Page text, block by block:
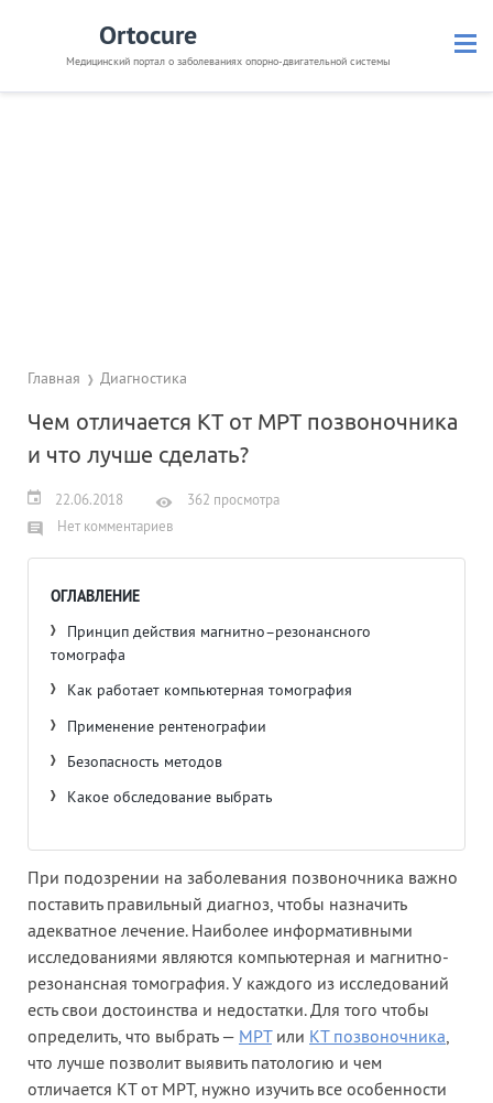
Ortocure
Медицинский портал о заболеваниях опорно-двигательной системы
Главная Диагностика
Чем отличается КТ от МРТ позвоночника
и что лучше сделать?
22.06.2018
362 просмотра
Нет комментариев
ОГЛАВЛЕНИЕ
Принцип действия магнитно–резонансного
томографа
Как работает компьютерная томография
Применение рентенографии
Безопасность методов
Какое обследование выбрать
При подозрении на заболевания позвоночника важно
поставить правильный диагноз, чтобы назначить
адекватное лечение. Наиболее информативными
исследованиями являются компьютерная и магнитно-
резонансная томография. У каждого из исследований
есть свои достоинства и недостатки. Для того чтобы
определить, что выбрать — МРТили КТ позвоночника,
что лучше позволит выявить патологию и чем
отличается КТ от МРТ, нужно изучить все особенности